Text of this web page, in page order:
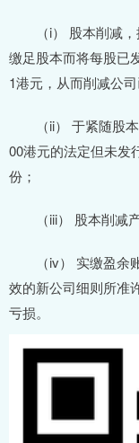
（i） 股本削减，
缴足股本而将每股已
1港元，从而削减公
（ii） 于紧随股本
00港元的法定但未发
份；
（iii） 股本削减产
（iv） 实缴盈余账
效的新公司细则所准
亏损。